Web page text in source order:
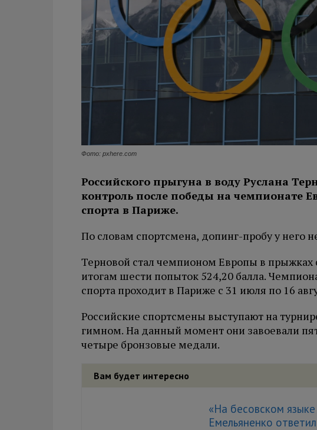
Фото: pxhere.com
Российского прыгуна в воду Руслана
контроль после победы на чемпионате
спорта в Париже.
По словам спортсмена, допинг-пробу у него
Терновой стал чемпионом Европы в
итогам шести попыток 524,20 балла.
спорта проходит в Париже с 31 июля по 16
Российские спортсмены выступают на
гимном. На данный момент они завоевали
четыре бронзовые медали.
Вам будет интересно
«На бесовском
Емельяненко